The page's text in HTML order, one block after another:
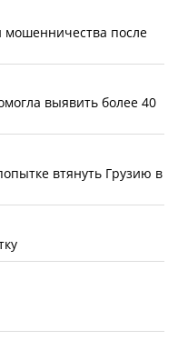
мошенничества после
выявить более 40
втянуть Грузию в